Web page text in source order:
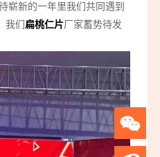
崭新的一年里我们共同遇到
我们扁桃仁片厂家蓄势待发